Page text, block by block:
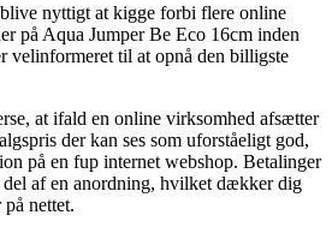
nyttigt at kigge forbi flere online
på Aqua Jumper Be Eco 16cm inden
velinformeret til at opnå den billigste
at ifald en online virksomhed afsætter
der kan ses som uforståeligt god,
på en fup internet webshop. Betalinger
af en anordning, hvilket dækker dig
nettet.